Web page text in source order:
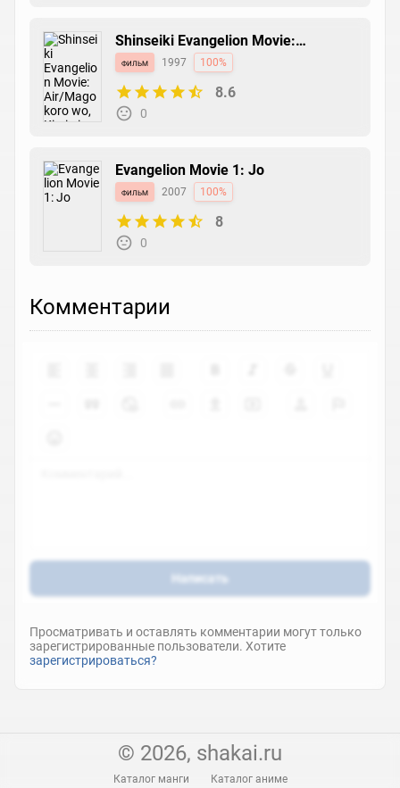
Shinseiki Evangelion Movie:
Air/Magokoro wo, Kimi ni
фильм 1997 100%
8.6
0
Evangelion Movie 1: Jo
фильм 2007 100%
8
0
Комментарии
Написать
Просматривать и оставлять комментарии могут только
зарегистрированные пользователи. Хотите
зарегистрироваться?
© 2026, shakai.ru
Каталог манги Каталог аниме